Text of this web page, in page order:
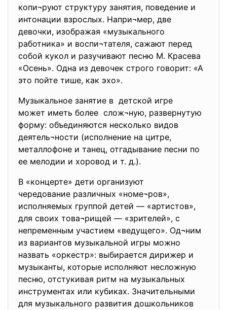
копи¬руют структуру занятия, поведение и
интонации взрослых. Напри¬мер, две
девочки, изображая «музыкального
работника» и воспи¬тателя, сажают перед
собой кукол и разучивают песню М. Красева
«Осень». Одна из девочек строго говорит: «А
это пойте тише, как эхо».
Музыкальное занятие в детской игре
может иметь более слож¬ную, развернутую
форму: объединяются несколько видов
деятель¬ности (исполнение на цитре,
металлофоне и танец, отгадывание песни по
ее мелодии и хоровод и т. д.).
В «концерте» дети организуют
чередование различных «номе¬ров»,
исполняемых группой детей — «артистов»,
для своих това¬рищей — «зрителей», с
непременным участием «ведущего». Од¬ним
из вариантов музыкальной игры можно
назвать «оркестр»: выбирается дирижер и
музыканты, которые исполняют несложную
песню, отстукивая ритм на музыкальных
инструментах или кубиках. Значительными
для музыкального развития дошкольников